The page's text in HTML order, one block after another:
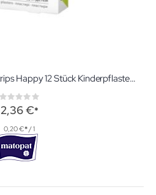
Kinderpflaster Garfield Strips Happy 12 Stück Kinderpflasterset mit 12 Pflastern in 2 Größen
Rating:
0%
2,36 €
0,20 € / 1